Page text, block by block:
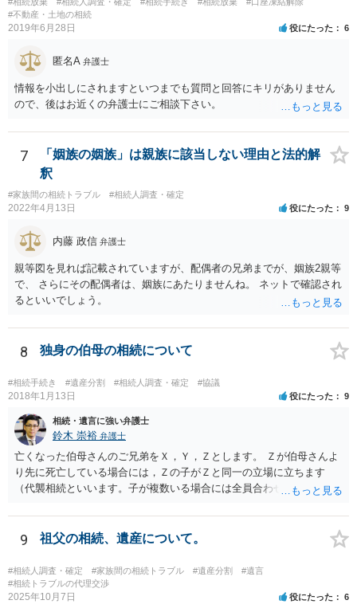
死亡し，二次相続が発生した」という前提に基づいて協議を進める必
要があります。 もちろん，Ｃの立場としては，ＡＢＣ間の遺産分割協
人は応じない姿勢を示していることから，実現は困難だと思います。
しどころ）としては，譲歩することを甘受しなければならないかもし
れません。
#不動産・土地の相続
2019年6月28日 役にたった 6
匿名A 弁護士
情報を小出しにされますといつまでも質問と回答にキリがありません
ので、後はお近くの弁護士にご相談下さい。
7
「姻族の姻族」は親族に該当しない理由と法的解
釈
#家族間の相続トラブル #相続人調査・確定
2022年4月13日 役にたった 9
内藤 政信 弁護士
親等図を見れば記載されていますが、配偶者の兄弟までが、姻族2親等
で、 さらにその配偶者は、姻族にあたりませんね。 ネットで確認され
るといいでしょう。
8 独身の伯母の相続について
#相続手続き #遺産分割 #相続人調査・確定 #協議
2018年1月13日 役にたった 9
相続・遺言に強い弁護士
鈴木 崇裕 弁護士
亡くなった伯母さんのご兄弟をＸ，Ｙ，Ｚとします。 Ｚが伯母さんよ
り先に死亡している場合には，Ｚの子がＺと同一の立場に立ちます
（代襲相続といいます。子が複数いる場合には全員合わせてＺと同一
つの相続分を有していますので， そのことを前提として，遺産分割協
議をすることになります（必ずしも３分の１ずつにしなくても，合意
ができれば構いません。）。 今後の対応としては， ①伯母さんの相続
財産（遺産）の全容を整理する（預貯金，有価証券，不動産等の有無
を調べることになります。） ②相続財産に照らし，相続税の申告の準
備をする（税理士の先生にご相談ください。） ③遺産分割協議をする
9 祖父の相続、遺産について。
#相続人調査・確定 #家族間の相続トラブル #遺産分割
#遺言
#相続トラブルの代理交渉
2025年10月7日 役にたった 6